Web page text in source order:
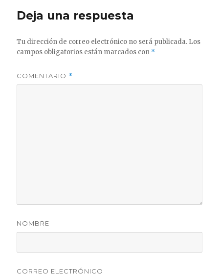
Deja una respuesta
Tu dirección de correo electrónico no será publicada. Los
campos obligatorios están marcados con *
COMENTARIO *
NOMBRE
CORREO ELECTRÓNICO